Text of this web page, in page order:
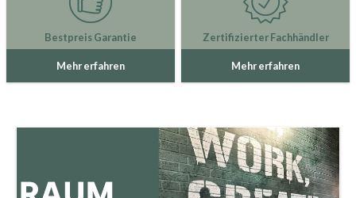
Bestpreis Garantie
Mehr erfahren
Zertifizierter Fachhändler
Mehr erfahren